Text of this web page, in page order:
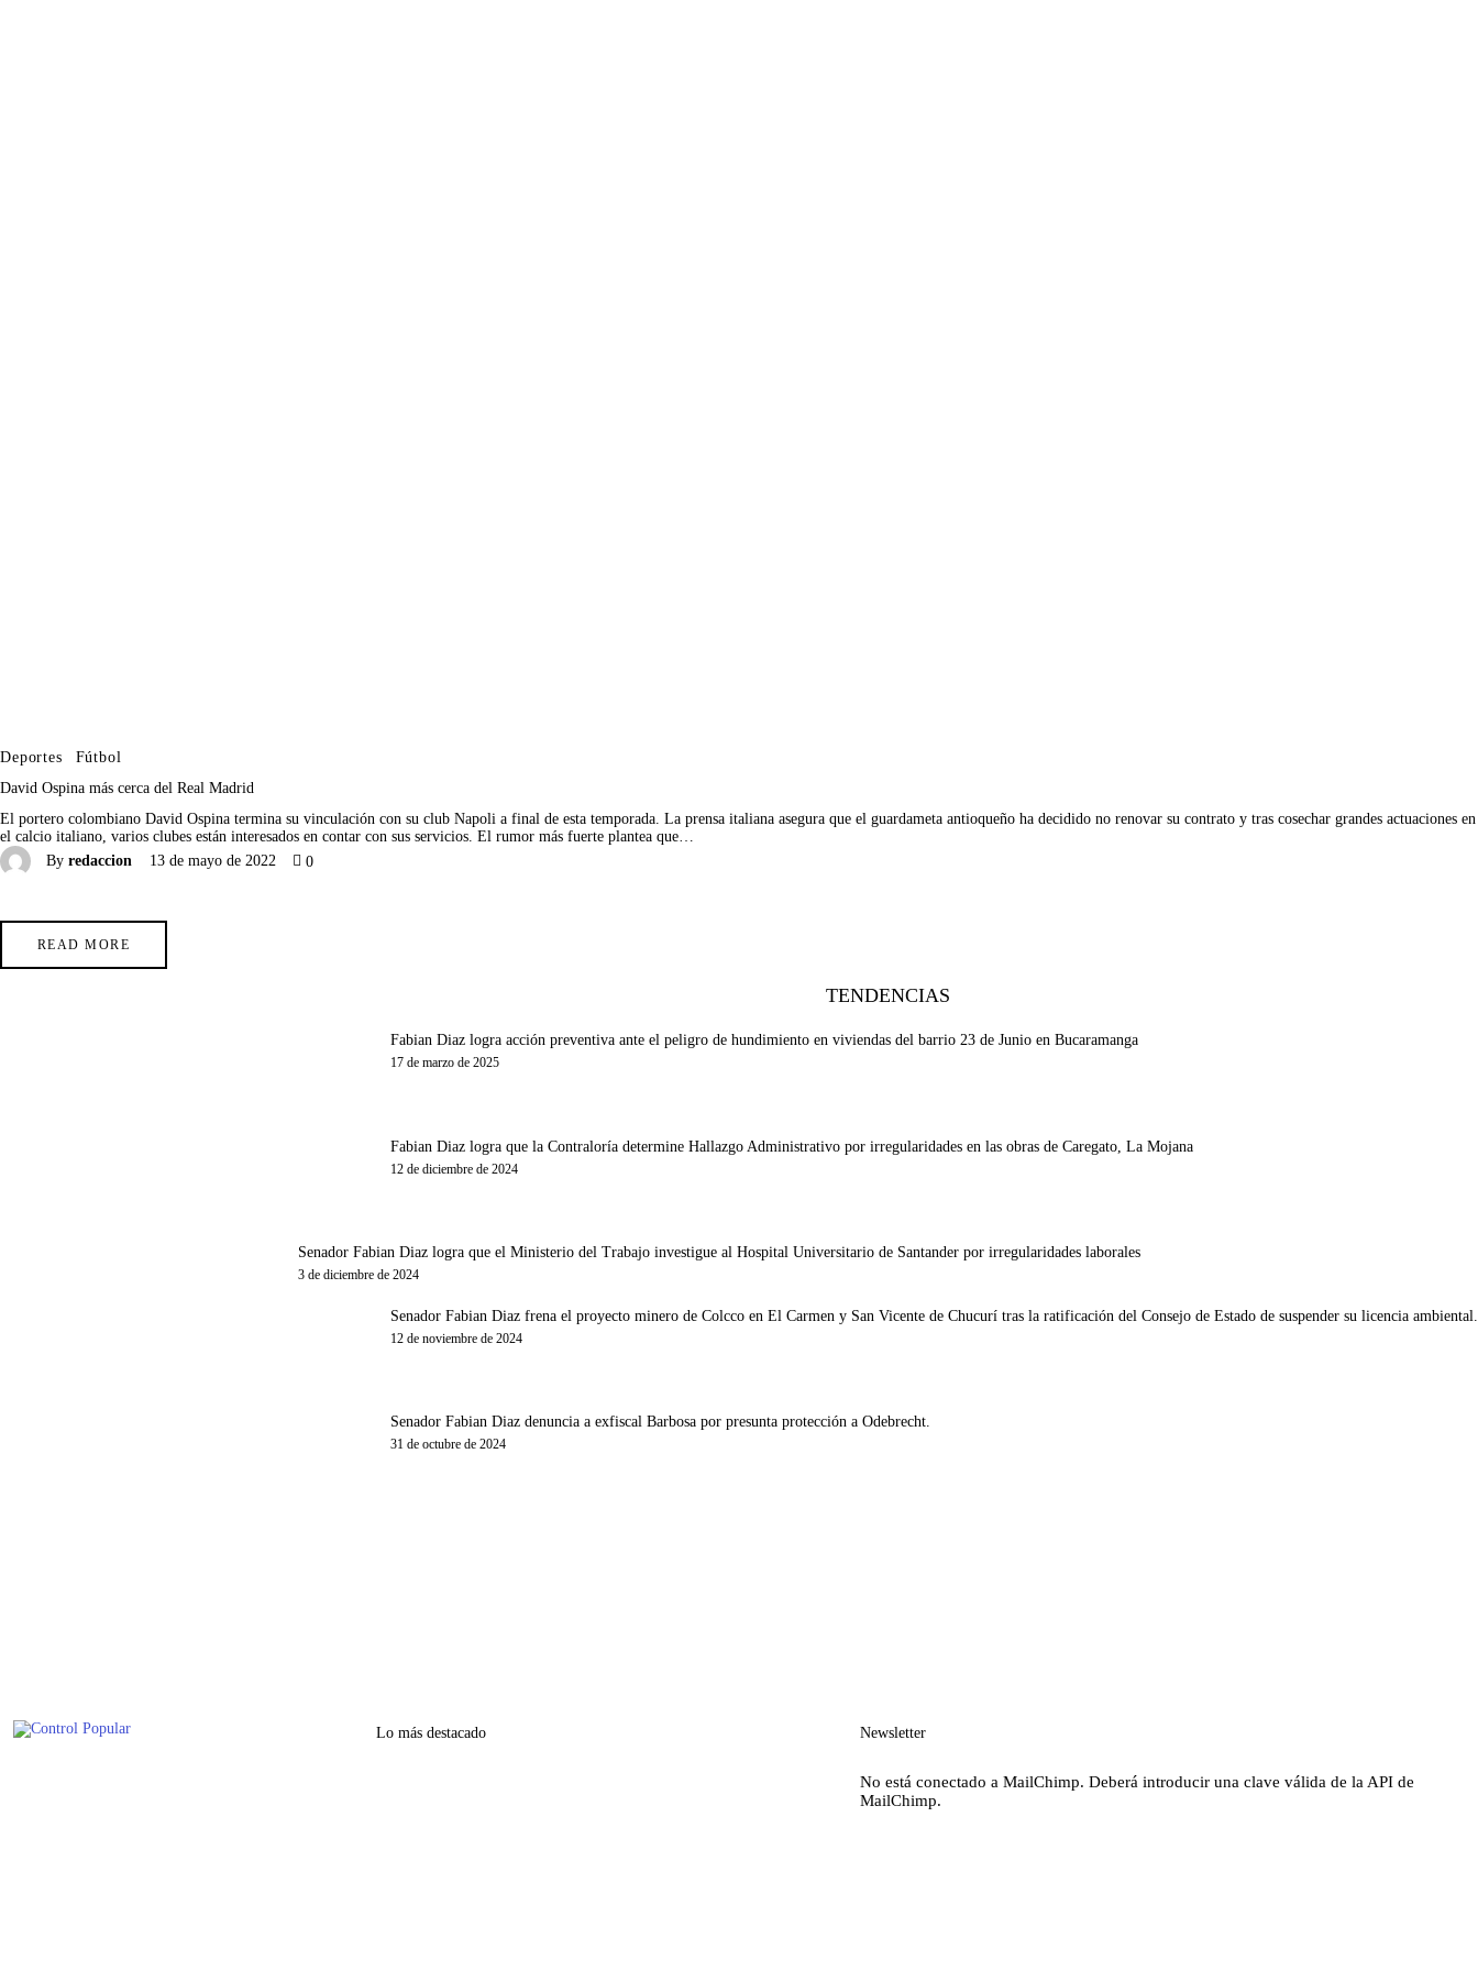
Deportes
Fútbol
David Ospina más cerca del Real Madrid
El portero colombiano David Ospina termina su vinculación con su club Napoli a final de esta temporada. La prensa italiana asegura que el guardameta antioqueño ha decidido no renovar su contrato y tras cosechar grandes actuaciones en
el calcio italiano, varios clubes están interesados en contar con sus servicios. El rumor más fuerte plantea que…
By redaccion 13 de mayo de 2022 0
READ MORE
TENDENCIAS
Fabian Diaz logra acción preventiva ante el peligro de hundimiento en viviendas del barrio 23 de Junio en Bucaramanga
17 de marzo de 2025
Fabian Diaz logra que la Contraloría determine Hallazgo Administrativo por irregularidades en las obras de Caregato, La Mojana
12 de diciembre de 2024
Senador Fabian Diaz logra que el Ministerio del Trabajo investigue al Hospital Universitario de Santander por irregularidades laborales
3 de diciembre de 2024
Senador Fabian Diaz frena el proyecto minero de Colcco en El Carmen y San Vicente de Chucurí tras la ratificación del Consejo de Estado de suspender su licencia ambiental.
12 de noviembre de 2024
Senador Fabian Diaz denuncia a exfiscal Barbosa por presunta protección a Odebrecht.
31 de octubre de 2024
Lo más destacado Newsletter
No está conectado a MailChimp. Deberá introducir una clave válida de la API de
MailChimp.